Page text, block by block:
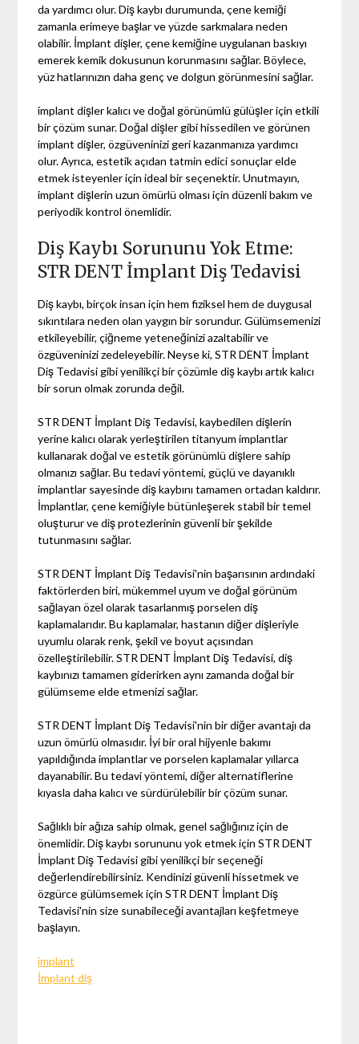
da yardımcı olur. Diş kaybı durumunda, çene kemiği
zamanla erimeye başlar ve yüzde sarkmalara neden
olabilir. İmplant dişler, çene kemiğine uygulanan baskıyı
emerek kemik dokusunun korunmasını sağlar. Böylece,
yüz hatlarınızın daha genç ve dolgun görünmesini sağlar.
implant dişler kalıcı ve doğal görünümlü gülüşler için etkili
bir çözüm sunar. Doğal dişler gibi hissedilen ve görünen
implant dişler, özgüveninizi geri kazanmanıza yardımcı
olur. Ayrıca, estetik açıdan tatmin edici sonuçlar elde
etmek isteyenler için ideal bir seçenektir. Unutmayın,
implant dişlerin uzun ömürlü olması için düzenli bakım ve
periyodik kontrol önemlidir.
Diş Kaybı Sorununu Yok Etme:
STR DENT İmplant Diş Tedavisi
Diş kaybı, birçok insan için hem fiziksel hem de duygusal
sıkıntılara neden olan yaygın bir sorundur. Gülümsemenizi
etkileyebilir, çiğneme yeteneğinizi azaltabilir ve
özgüveninizi zedeleyebilir. Neyse ki, STR DENT İmplant
Diş Tedavisi gibi yenilikçi bir çözümle diş kaybı artık kalıcı
bir sorun olmak zorunda değil.
STR DENT İmplant Diş Tedavisi, kaybedilen dişlerin
yerine kalıcı olarak yerleştirilen titanyum implantlar
kullanarak doğal ve estetik görünümlü dişlere sahip
olmanızı sağlar. Bu tedavi yöntemi, güçlü ve dayanıklı
implantlar sayesinde diş kaybını tamamen ortadan kaldırır.
İmplantlar, çene kemiğiyle bütünleşerek stabil bir temel
oluşturur ve diş protezlerinin güvenli bir şekilde
tutunmasını sağlar.
STR DENT İmplant Diş Tedavisi'nin başarısının ardındaki
faktörlerden biri, mükemmel uyum ve doğal görünüm
sağlayan özel olarak tasarlanmış porselen diş
kaplamalarıdır. Bu kaplamalar, hastanın diğer dişleriyle
uyumlu olarak renk, şekil ve boyut açısından
özelleştirilebilir. STR DENT İmplant Diş Tedavisi, diş
kaybınızı tamamen giderirken aynı zamanda doğal bir
gülümseme elde etmenizi sağlar.
STR DENT İmplant Diş Tedavisi'nin bir diğer avantajı da
uzun ömürlü olmasıdır. İyi bir oral hijyenle bakımı
yapıldığında implantlar ve porselen kaplamalar yıllarca
dayanabilir. Bu tedavi yöntemi, diğer alternatiflerine
kıyasla daha kalıcı ve sürdürülebilir bir çözüm sunar.
Sağlıklı bir ağıza sahip olmak, genel sağlığınız için de
önemlidir. Diş kaybı sorununu yok etmek için STR DENT
İmplant Diş Tedavisi gibi yenilikçi bir seçeneği
değerlendirebilirsiniz. Kendinizi güvenli hissetmek ve
özgürce gülümsemek için STR DENT İmplant Diş
Tedavisi'nin size sunabileceği avantajları keşfetmeye
başlayın.
implant
İmplant diş